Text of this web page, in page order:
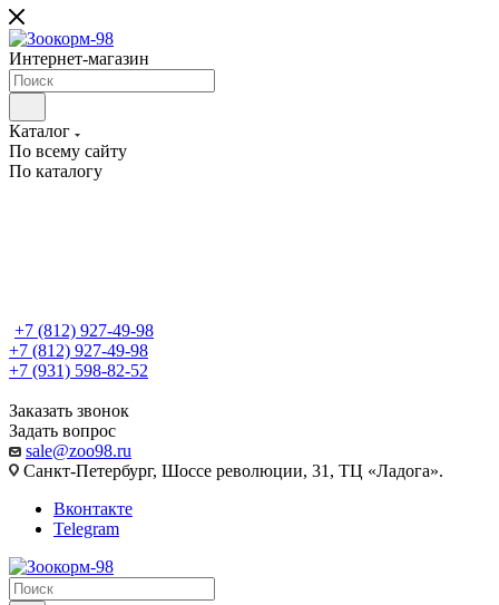
Интернет-магазин
Каталог
По всему сайту
По каталогу
+7 (812) 927-49-98
+7 (812) 927-49-98
+7 (931) 598-82-52
Заказать звонок
Задать вопрос
sale@zoo98.ru
Санкт-Петербург, Шоссе революции, 31, ТЦ «Ладога».
Вконтакте
Telegram